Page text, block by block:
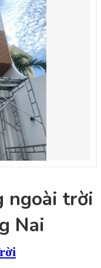
ngoài trời
Nai